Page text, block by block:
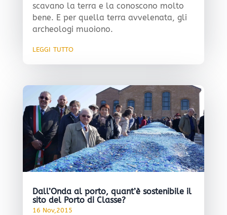
scavano la terra e la conoscono molto
bene. E per quella terra avvelenata, gli
archeologi muoiono.
leggi tutto
Dall’Onda al porto, quant’è sostenibile il
sito del Porto di Classe?
16 Nov,2015